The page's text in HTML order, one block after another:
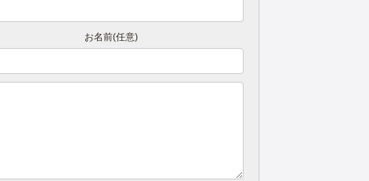
お名前(任意)